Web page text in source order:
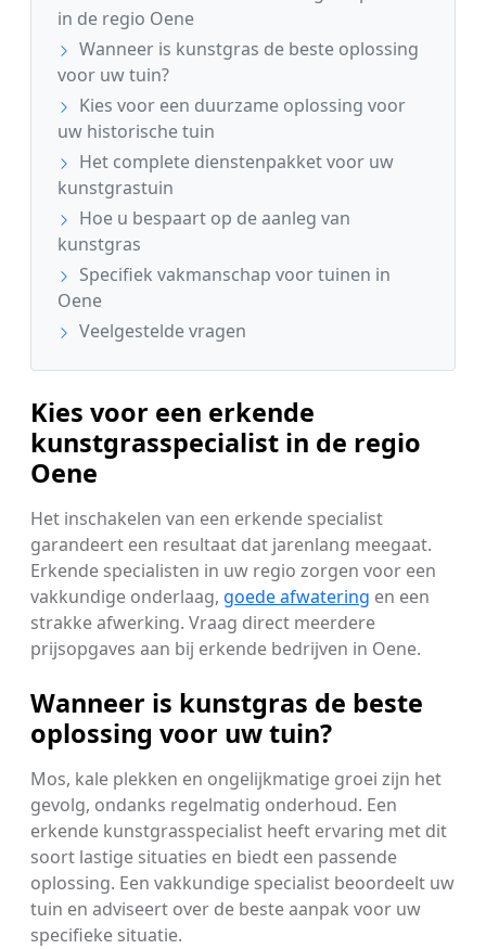
in de regio Oene
Wanneer is kunstgras de beste oplossing
voor uw tuin?
Kies voor een duurzame oplossing voor
uw historische tuin
Het complete dienstenpakket voor uw
kunstgrastuin
Hoe u bespaart op de aanleg van
kunstgras
Specifiek vakmanschap voor tuinen in
Oene
Veelgestelde vragen
Kies voor een erkende
kunstgrasspecialist in de regio
Oene
Het inschakelen van een erkende specialist
garandeert een resultaat dat jarenlang meegaat.
Erkende specialisten in uw regio zorgen voor een
vakkundige onderlaag, goede afwatering en een
strakke afwerking. Vraag direct meerdere
prijsopgaves aan bij erkende bedrijven in Oene.
Wanneer is kunstgras de beste
oplossing voor uw tuin?
Mos, kale plekken en ongelijkmatige groei zijn het
gevolg, ondanks regelmatig onderhoud. Een
erkende kunstgrasspecialist heeft ervaring met dit
soort lastige situaties en biedt een passende
oplossing. Een vakkundige specialist beoordeelt uw
tuin en adviseert over de beste aanpak voor uw
specifieke situatie.